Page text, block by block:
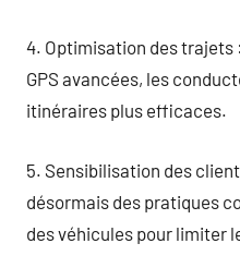
4. Optimisation des
GPS avancées, les
itinéraires plus efficaces.
5. Sensibilisation des
désormais des pratiques
des véhicules pour limiter